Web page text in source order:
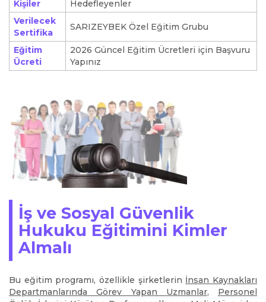
Kişiler
Hedefleyenler
Verilecek
Sertifika
SARIZEYBEK Özel Eğitim Grubu
Eğitim
Ücreti
2026 Güncel Eğitim Ücretleri için Başvuru
Yapınız
İş ve Sosyal Güvenlik
Hukuku Eğitimini Kimler
Almalı
Bu eğitim programı, özellikle şirketlerin İnsan Kaynakları
Departmanlarında Görev Yapan Uzmanlar, Personel